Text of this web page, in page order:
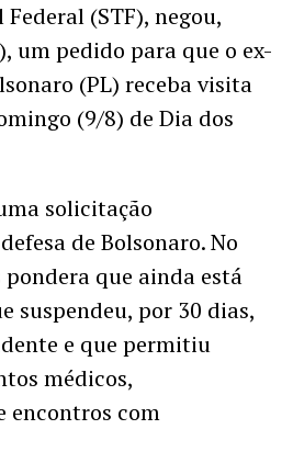
(STF), negou,
um pedido para que o ex-
(PL) receba visita
(9/8) de Dia dos
solicitação
de Bolsonaro. No
pondera que ainda está
suspendeu, por 30 dias,
e que permitiu
médicos,
encontros com